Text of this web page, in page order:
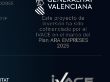
Este proyecto de
inversión ha sido
cofinanciado por el
IVACE en el marco del
Plan ARA EMPRESES
2025